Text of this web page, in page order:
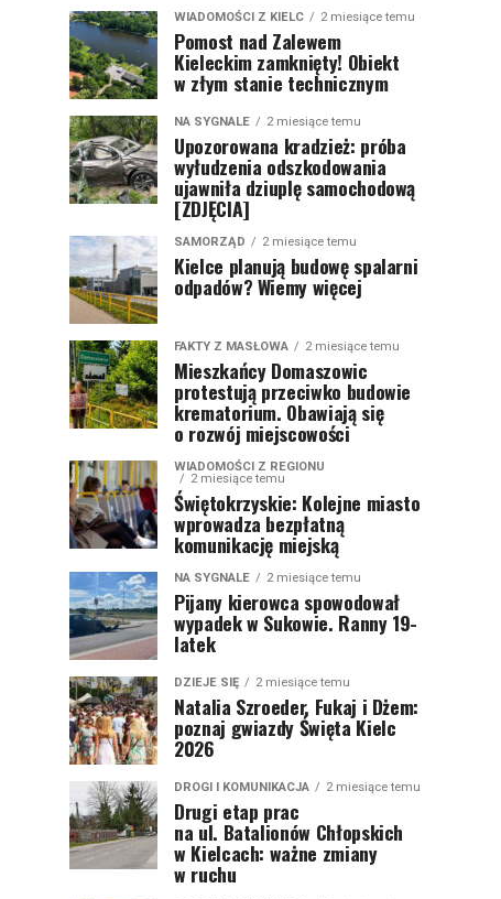
WIADOMOŚCI Z KIELC 2 miesiące temu
Pomost nad Zalewem
Kieleckim zamknięty! Obiekt
w złym stanie technicznym
NA SYGNALE 2 miesiące temu
Upozorowana kradzież: próba
wyłudzenia odszkodowania
ujawniła dziuplę samochodową
[ZDJĘCIA]
SAMORZĄD 2 miesiące temu
Kielce planują budowę spalarni
odpadów? Wiemy więcej
FAKTY Z MASŁOWA 2 miesiące temu
Mieszkańcy Domaszowic
protestują przeciwko budowie
krematorium. Obawiają się
o rozwój miejscowości
WIADOMOŚCI Z REGIONU
2 miesiące temu
Świętokrzyskie: Kolejne miasto
wprowadza bezpłatną
komunikację miejską
NA SYGNALE 2 miesiące temu
Pijany kierowca spowodował
wypadek w Sukowie. Ranny 19-
latek
DZIEJE SIĘ 2 miesiące temu
Natalia Szroeder, Fukaj i Dżem:
poznaj gwiazdy Święta Kielc
2026
DROGI I KOMUNIKACJA 2 miesiące temu
Drugi etap prac
na ul. Batalionów Chłopskich
w Kielcach: ważne zmiany
w ruchu